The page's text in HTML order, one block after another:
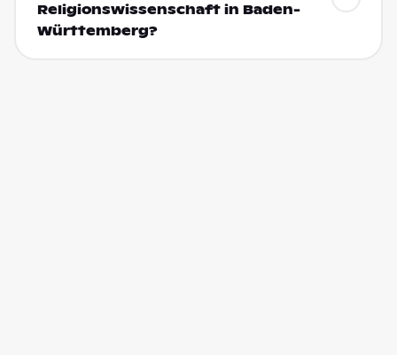
Religionswissenschaft in Baden-
Württemberg?